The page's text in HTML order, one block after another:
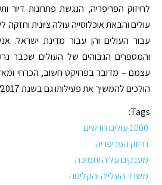
לחיזוק הפריפריה, הנגשת פתרונות דיור
עולים והבאת אוכלוסייה עולה ציונית
עבור העולים והן עבור מדינת ישראל.
והמספרים הגבוהים של העולים שכבר
עצמם – מדובר בפרויקט חשוב, הכרחי
הולכים להמשיך את פעילותו גם בשנת 2017".
Tags:
1000 עולים חדשים
חיזוק הפריפריה
מענקים עליה ותמיכה
משרד העלייה והקליטה